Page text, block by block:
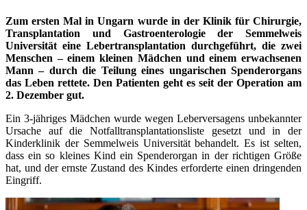
Zum ersten Mal in Ungarn wurde in der Klinik für Chirurgie,
Transplantation und Gastroenterologie der Semmelweis
Universität eine Lebertransplantation durchgeführt, die zwei
Menschen – einem kleinen Mädchen und einem erwachsenen
Mann – durch die Teilung eines ungarischen Spenderorgans
das Leben rettete. Den Patienten geht es seit der Operation am
2. Dezember gut.
Ein 3-jähriges Mädchen wurde wegen Leberversagens unbekannter
Ursache auf die Notfalltransplantationsliste gesetzt und in der
Kinderklinik der Semmelweis Universität behandelt. Es ist selten,
dass ein so kleines Kind ein Spenderorgan in der richtigen Größe
hat, und der ernste Zustand des Kindes erforderte einen dringenden
Eingriff.